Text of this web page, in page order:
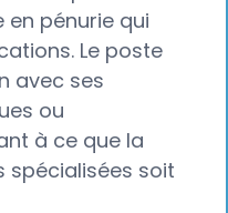
pénurie qui
Le poste
avec ses
ou
à ce que la
spécialisées soit